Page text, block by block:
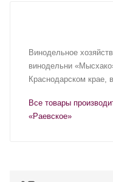
Винодельное
винодельни
Краснодарском крае,
Все товары
«Раевское»